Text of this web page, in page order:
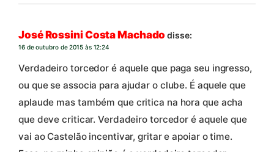
José Rossini Costa Machado disse:
16 de outubro de 2015 às 12:24
Verdadeiro torcedor é aquele que paga seu ingresso,
ou que se associa para ajudar o clube. É aquele que
aplaude mas também que critica na hora que acha
que deve criticar. Verdadeiro torcedor é aquele que
vai ao Castelão incentivar, gritar e apoiar o time.